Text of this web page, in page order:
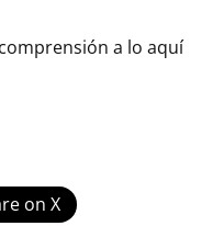
a lo aquí
on X